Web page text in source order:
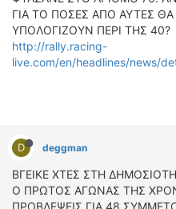
ΓΙΑ ΤΟ ΠΟΣΕΣ ΑΠΟ ΑΥΤΕΣ
ΥΠΟΛΟΓΙΖΟΥΝ ΠΕΡΙ ΤΗΣ 40?
http://rally.racing-
live.com/en/headlines/news/
D deggman
ΒΓΕΙΚΕ ΧΤΕΣ ΣΤΗ
Ο ΠΡΩΤΟΣ ΑΓΩΝΑΣ ΤΗΣ
ΠΡΟΒΛΕΨΕΙΣ ΓΙΑ 48
CANDID CAMERA
ΤΕΧΝΟΛΟΓΙΑ
ΕΙΔΗΣΕΙΣ –
ΔΟΚΙΜΕΣ –
ΑΓΩΝΕΣ